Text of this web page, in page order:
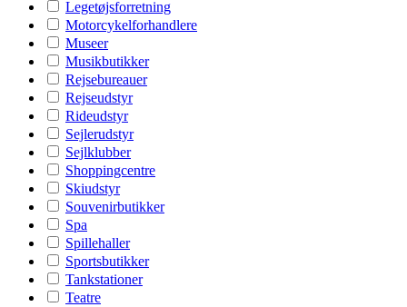
Legetøjsforretning
Motorcykelforhandlere
Museer
Musikbutikker
Rejsebureauer
Rejseudstyr
Rideudstyr
Sejlerudstyr
Sejlklubber
Shoppingcentre
Skiudstyr
Souvenirbutikker
Spa
Spillehaller
Sportsbutikker
Tankstationer
Teatre